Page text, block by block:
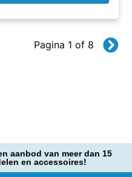
Pagina 1 of 8
aanbod van meer dan 15
en accessoires!